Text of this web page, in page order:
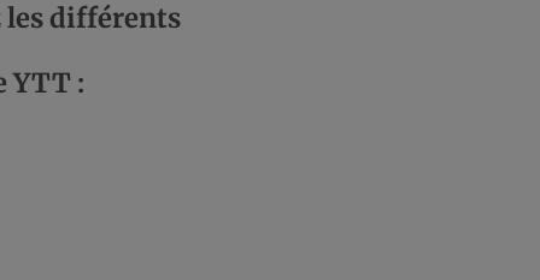
les différents
YTT :